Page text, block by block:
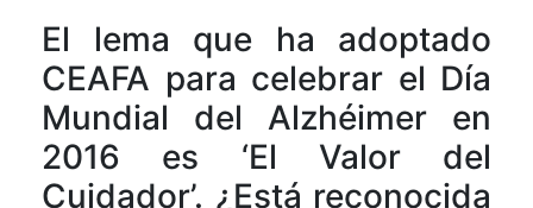
El lema que ha adoptado
CEAFA para celebrar el Día
Mundial del Alzhéimer en
2016 es ‘El Valor del
Cuidador’. ¿Está reconocida